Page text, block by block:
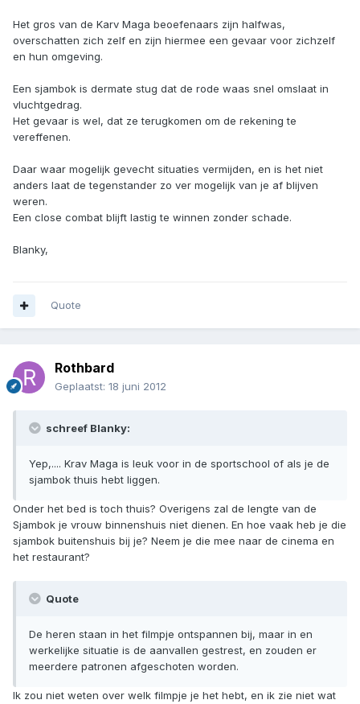
Het gros van de Karv Maga beoefenaars zijn halfwas,
overschatten zich zelf en zijn hiermee een gevaar voor zichzelf
en hun omgeving.
Een sjambok is dermate stug dat de rode waas snel omslaat in
vluchtgedrag.
Het gevaar is wel, dat ze terugkomen om de rekening te
vereffenen.
Daar waar mogelijk gevecht situaties vermijden, en is het niet
anders laat de tegenstander zo ver mogelijk van je af blijven
weren.
Een close combat blijft lastig te winnen zonder schade.
Blanky,
Quote
Rothbard
Geplaatst: 18 juni 2012
schreef Blanky:
Yep,.... Krav Maga is leuk voor in de sportschool of als je de
sjambok thuis hebt liggen.
Onder het bed is toch thuis? Overigens zal de lengte van de
Sjambok je vrouw binnenshuis niet dienen. En hoe vaak heb je die
sjambok buitenshuis bij je? Neem je die mee naar de cinema en
het restaurant?
Quote
De heren staan in het filmpje ontspannen bij, maar in en
werkelijke situatie is de aanvallen gestrest, en zouden er
meerdere patronen afgeschoten worden.
Ik zou niet weten over welk filmpje je het hebt, en ik zie niet wat